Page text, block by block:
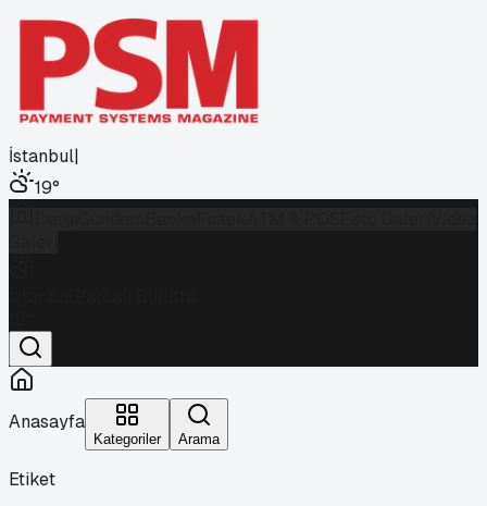
İstanbul|
19°
Anasayfa
Kategoriler Arama
Etiket